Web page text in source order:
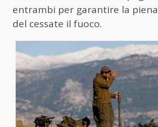
entrambi per garantire la
del cessate il fuoco.